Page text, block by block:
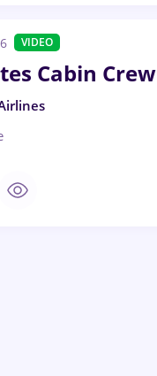
VIDEO
Cabin Crew